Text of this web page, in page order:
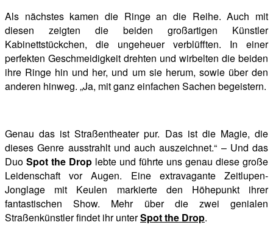
Als nächstes kamen die Ringe an die Reihe. Auch mit
diesen zeigten die beiden großartigen Künstler
Kabinettstückchen, die ungeheuer verblüfften. In einer
perfekten Geschmeidigkeit drehten und wirbelten die beiden
ihre Ringe hin und her, und um sie herum, sowie über den
anderen hinweg. „Ja, mit ganz einfachen Sachen begeistern.
Genau das ist Straßentheater pur. Das ist die Magie, die
dieses Genre ausstrahlt und auch auszeichnet.“ – Und das
Duo Spot the Drop lebte und führte uns genau diese große
Leidenschaft vor Augen. Eine extravagante Zeitlupen-
Jonglage mit Keulen markierte den Höhepunkt ihrer
fantastischen Show. Mehr über die zwei genialen
Straßenkünstler findet ihr unterSpot the Drop.